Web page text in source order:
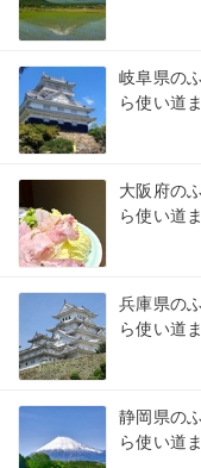
岐阜県の
ら使い道
大阪府の
ら使い道
兵庫県の
ら使い道
静岡県の
ら使い道